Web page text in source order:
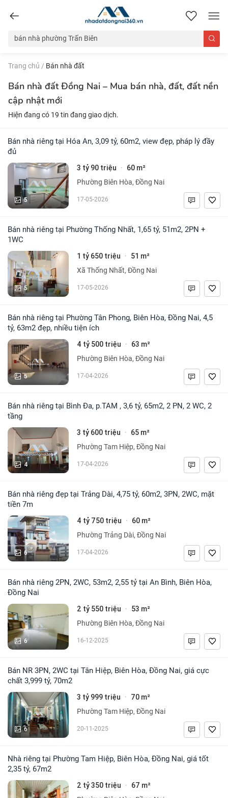
nhadatdongnai360.vn
Trang chủ / Bán nhà đất
Bán nhà đất Đồng Nai – Mua bán nhà, đất, đất nền
cập nhật mới
Hiện đang có 19 tin đang giao dịch.
Bán nhà riêng tại Hóa An, 3,09 tỷ, 60m2, view đẹp, pháp lý đầy
đủ
5
3 tỷ 90 triệu · 60 m²
Phường Biên Hòa, Đồng Nai
17-05-2026
Bán nhà riêng tại Phường Thống Nhất, 1,65 tỷ, 51m2, 2PN +
1WC
5
1 tỷ 650 triệu · 51 m²
Xã Thống Nhất, Đồng Nai
17-05-2026
Bán nhà riêng tại Phường Tân Phong, Biên Hòa, Đồng Nai, 4,5
tỷ, 63m2 đẹp, nhiều tiện ích
5
4 tỷ 500 triệu · 63 m²
Phường Biên Hòa, Đồng Nai
17-04-2026
Bán nhà riêng tại Bình Đa, p.TAM , 3,6 tỷ, 65m2, 2 PN, 2 WC, 2
tầng
4
3 tỷ 600 triệu · 65 m²
Phường Tam Hiệp, Đồng Nai
17-04-2026
Bán nhà riêng đẹp tại Trảng Dài, 4,75 tỷ, 60m2, 3PN, 2WC, mặt
tiền 7m
6
4 tỷ 750 triệu · 60 m²
Phường Trảng Dài, Đồng Nai
17-04-2026
Bán nhà riêng 2PN, 2WC, 53m2, 2,55 tỷ tại An Bình, Biên Hòa,
Đồng Nai
6
2 tỷ 550 triệu · 53 m²
Phường Biên Hòa, Đồng Nai
16-12-2025
Bán NR 3PN, 2WC tại Tân Hiệp, Biên Hòa, Đồng Nai, giá cực
chất 3,999 tỷ, 70m2
6
3 tỷ 999 triệu · 70 m²
Phường Tam Hiệp, Đồng Nai
20-11-2025
Nhà riêng tại Phường Tam Hiệp, Biên Hòa, Đồng Nai, giá tốt
2,35 tỷ, 67m2
2 tỷ 350 triệu · 67 m²